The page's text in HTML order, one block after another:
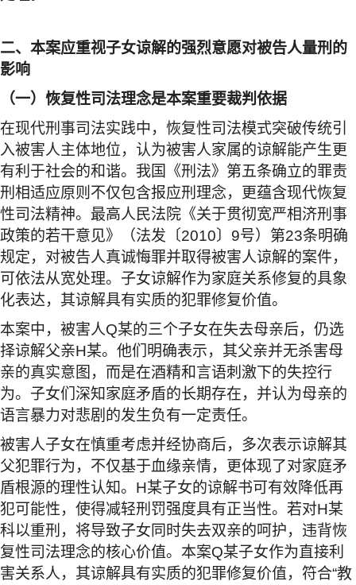
二、本案应重视子女谅解的强烈意愿对被告人量刑的
影响
（一）恢复性司法理念是本案重要裁判依据
在现代刑事司法实践中，恢复性司法模式突破传统引
入被害人主体地位，认为被害人家属的谅解能产生更
有利于社会的和谐。我国《刑法》第五条确立的罪责
刑相适应原则不仅包含报应刑理念，更蕴含现代恢复
性司法精神。最高人民法院《关于贯彻宽严相济刑事
政策的若干意见》（法发〔2010〕 9号）第23条明确
规定，对被告人真诚悔罪并取得被害人谅解的案件，
可依法从宽处理。子女谅解作为家庭关系修复的具象
化表达，其谅解具有实质的犯罪修复价值。
本案中，被害人Q某的三个子女在失去母亲后，仍选
择谅解父亲H某。他们明确表示，其父亲并无杀害母
亲的真实意图，而是在酒精和言语刺激下的失控行
为。子女们深知家庭矛盾的长期存在，并认为母亲的
语言暴力对悲剧的发生负有一定责任。
被害人子女在慎重考虑并经协商后，多次表示谅解其
父犯罪行为，不仅基于血缘亲情，更体现了对家庭矛
盾根源的理性认知。 H某子女的谅解书可有效降低再
犯可能性，使得减轻刑罚强度具有正当性。若对H某
科以重刑，将导致子女同时失去双亲的呵护，违背恢
复性司法理念的核心价值。本案Q某子女作为直接利
害关系人，其谅解具有实质的犯罪修复价值，符合“教